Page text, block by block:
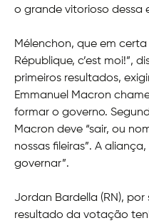
o grande vitorioso dessa
Mélenchon, que em
République, c’est moi!”,
primeiros resultados,
Emmanuel Macron
formar o governo.
Macron deve “sair, ou
nossas fileiras”. A
governar”.
Jordan Bardella (RN),
resultado da votação